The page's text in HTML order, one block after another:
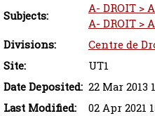
Subjects:
A- DROIT >
A- DROIT >
Divisions:
Centre de
Site:
UT1
Date Deposited: 22 Mar 2013
Last Modified:
02 Apr 2021